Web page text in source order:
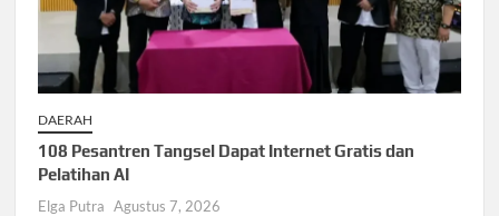
DAERAH
108 Pesantren Tangsel Dapat Internet Gratis dan
Pelatihan AI
Elga Putra Agustus 7, 2026